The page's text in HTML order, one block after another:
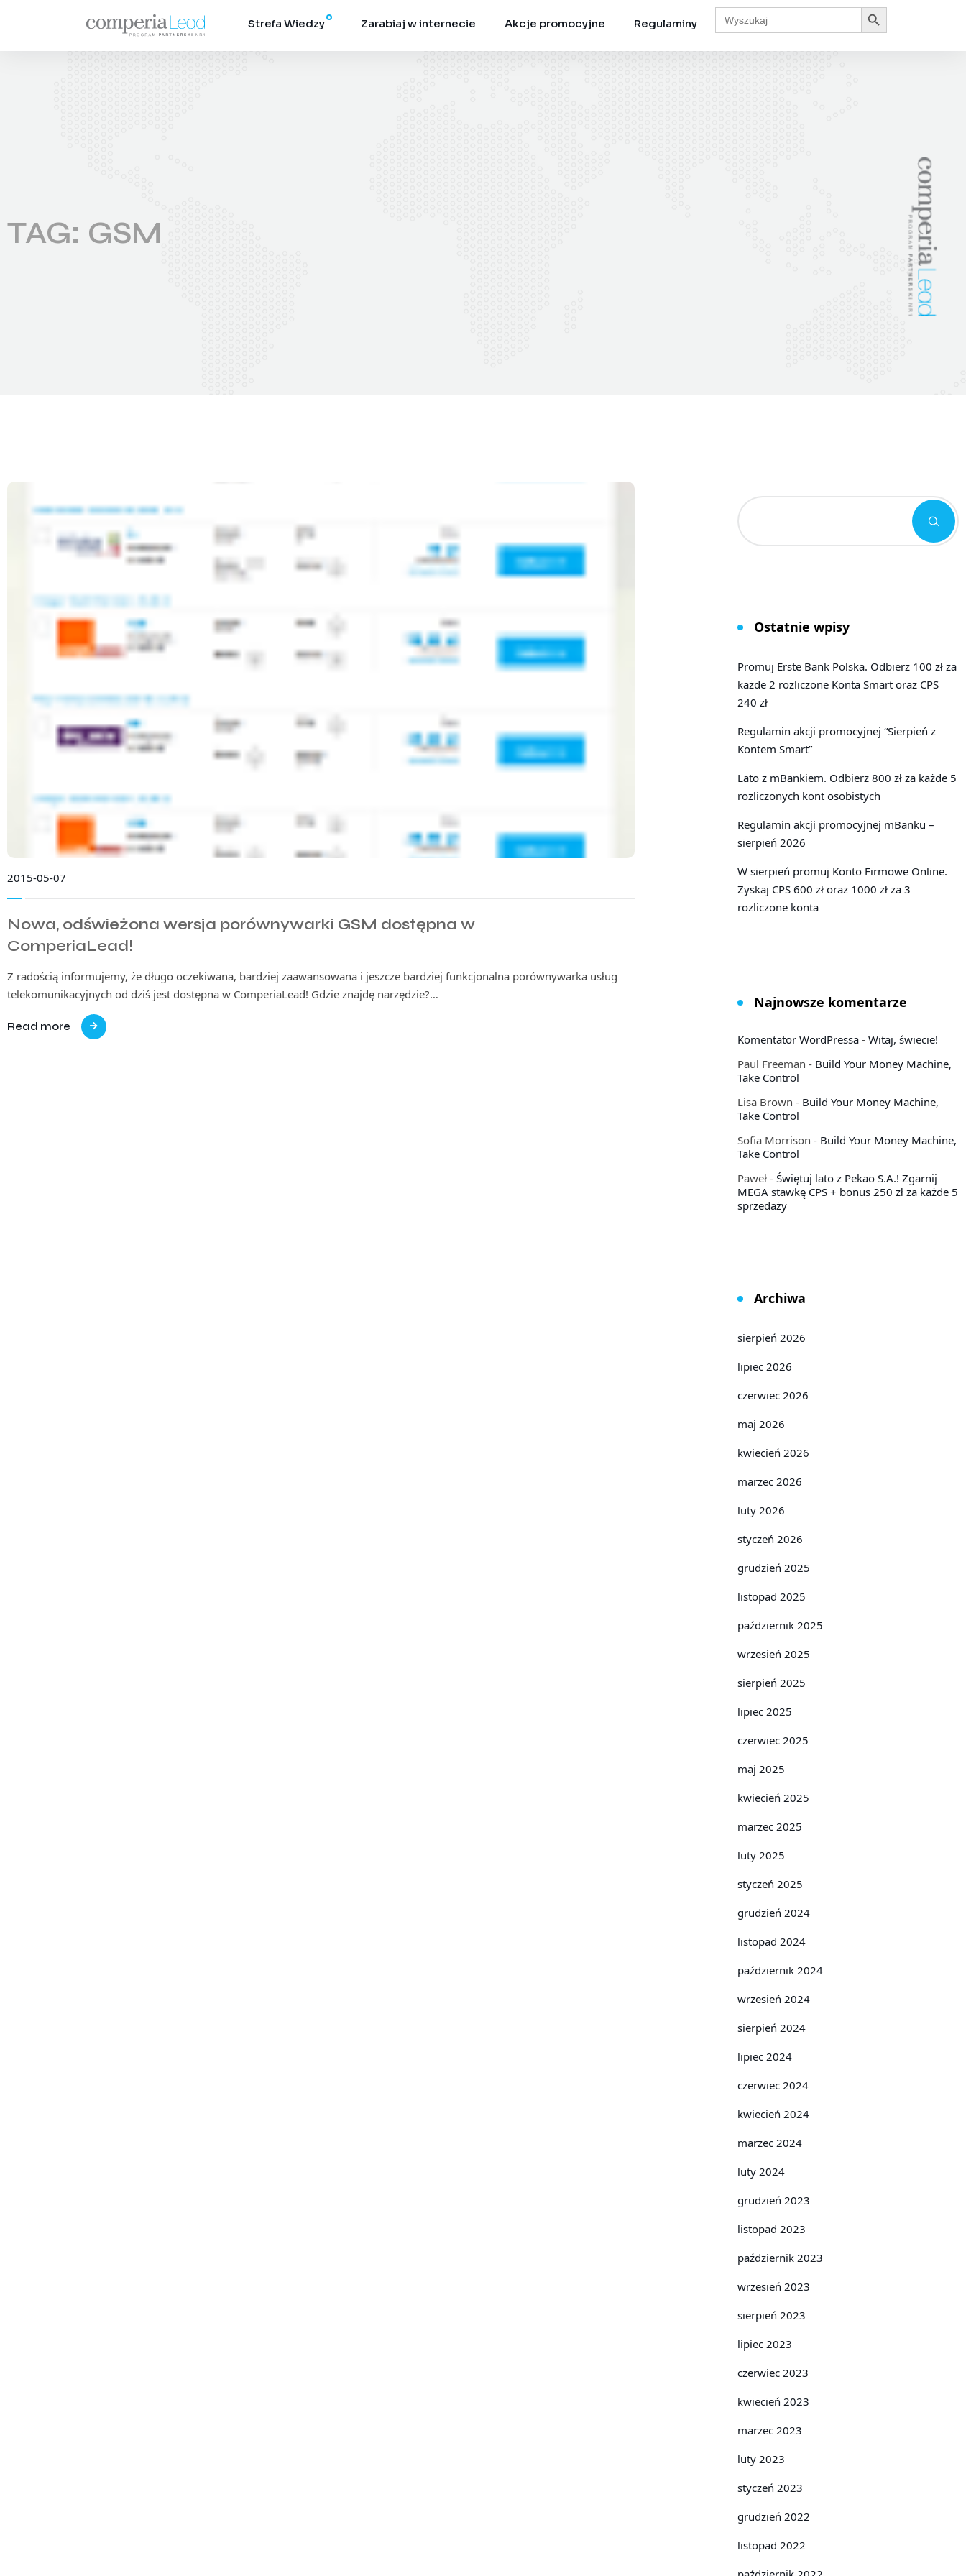
Strefa Wiedzy Zarabiaj w internecie Akcje promocyjne Regulaminy
Search
for:
Search Button
TAG: GSM
2015-05-07
Nowa, odświeżona wersja porównywarki GSM dostępna w
ComperiaLead!
Z radością informujemy, że długo oczekiwana, bardziej zaawansowana i jeszcze bardziej funkcjonalna porównywarka usług
telekomunikacyjnych od dziś jest dostępna w ComperiaLead! Gdzie znajdę narzędzie?…
Read more
Ostatnie wpisy
Promuj Erste Bank Polska. Odbierz 100 zł za
każde 2 rozliczone Konta Smart oraz CPS
240 zł
Regulamin akcji promocyjnej “Sierpień z
Kontem Smart”
Lato z mBankiem. Odbierz 800 zł za każde 5
rozliczonych kont osobistych
Regulamin akcji promocyjnej mBanku –
sierpień 2026
W sierpień promuj Konto Firmowe Online.
Zyskaj CPS 600 zł oraz 1000 zł za 3
rozliczone konta
Najnowsze komentarze
Komentator WordPressa- Witaj, świecie!
Paul Freeman - Build Your Money Machine,
Take Control
Lisa Brown - Build Your Money Machine,
Take Control
Sofia Morrison - Build Your Money Machine,
Take Control
Paweł- Świętuj lato z Pekao S.A.! Zgarnij
MEGA stawkę CPS + bonus 250 zł za każde 5
sprzedaży
Archiwa
sierpień 2026
lipiec 2026
czerwiec 2026
maj 2026
kwiecień 2026
marzec 2026
luty 2026
styczeń 2026
grudzień 2025
listopad 2025
październik 2025
wrzesień 2025
sierpień 2025
lipiec 2025
czerwiec 2025
maj 2025
kwiecień 2025
marzec 2025
luty 2025
styczeń 2025
grudzień 2024
listopad 2024
październik 2024
wrzesień 2024
sierpień 2024
lipiec 2024
czerwiec 2024
kwiecień 2024
marzec 2024
luty 2024
grudzień 2023
listopad 2023
październik 2023
wrzesień 2023
sierpień 2023
lipiec 2023
czerwiec 2023
kwiecień 2023
marzec 2023
luty 2023
styczeń 2023
grudzień 2022
listopad 2022